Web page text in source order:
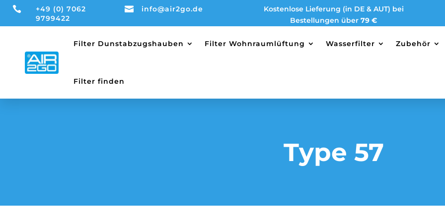

+49 (0) 7062
9799422
 info@air2go.de
Kostenlose Lieferung (in DE & AUT) bei
Bestellungen über 79 €
Filter Dunstabzugshauben Filter Wohnraumlüftung Wasserfilter Zubehör
Filter finden
Type 57